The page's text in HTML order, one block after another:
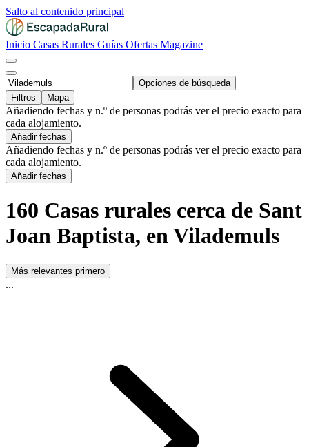
Salto al contenido principal
Inicio Casas Rurales Guías Ofertas Magazine
Opciones de búsqueda
Filtros
Mapa
Añadiendo fechas y n.º de personas podrás ver el precio exacto para
cada alojamiento.
Añadir fechas
Añadiendo fechas y n.º de personas podrás ver el precio exacto para
cada alojamiento.
Añadir fechas
160 Casas rurales cerca de Sant
Joan Baptista, en Vilademuls
Más relevantes primero
...